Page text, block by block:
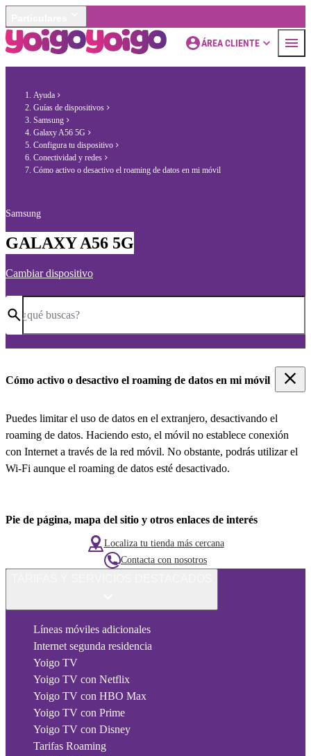
ÁREA CLIENTE
Ayuda
Guías de dispositivos
Samsung
Galaxy A56 5G
Configura tu dispositivo
Conectividad y redes
Cómo activo o desactivo el roaming de datos en mi móvil
Samsung
GALAXY A56 5G
Cambiar dispositivo
¿qué buscas?
Cómo activo o desactivo el roaming de datos en mi móvil
Puedes limitar el uso de datos en el extranjero, desactivando el
roaming de datos. Haciendo esto, el móvil no establece conexión
con Internet a través de la red móvil. No obstante, podrás utilizar el
Wi-Fi aunque el roaming de datos esté desactivado.
Pie de página, mapa del sitio y otros enlaces de interés
Localiza tu tienda más cercana
Contacta con nosotros
Líneas móviles adicionales
Internet segunda residencia
Yoigo TV
Yoigo TV con Netflix
Yoigo TV con HBO Max
Yoigo TV con Prime
Yoigo TV con Disney
Tarifas Roaming